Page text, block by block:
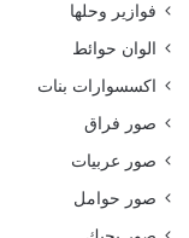
فوازير وحلها
الوان حوائط
اكسسوارات بنات
صور فراق
صور عربيات
صور حوامل